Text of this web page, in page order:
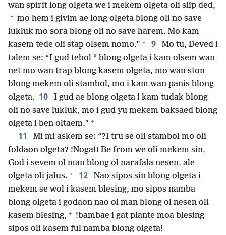
wan spirit long olgeta we i mekem olgeta oli slip ded,
+ mo hem i givim ae long olgeta blong oli no save
lukluk mo sora blong oli no save harem. Mo kam
kasem tede oli stap olsem nomo.” + 9
Mo tu, Deved i
talem se: “I gud tebol * blong olgeta i kam olsem wan
net mo wan trap blong kasem olgeta, mo wan ston
blong mekem oli stambol, mo i kam wan panis blong
olgeta. 10
I gud ae blong olgeta i kam tudak blong
oli no save lukluk, mo i gud yu mekem baksaed blong
olgeta i ben oltaem.” +
11
Mi mi askem se: “?I tru se oli stambol mo oli
foldaon olgeta? !Nogat! Be from we oli mekem sin,
God i sevem ol man blong ol narafala nesen, ale
olgeta oli jalus. + 12
Nao sipos sin blong olgeta i
mekem se wol i kasem blesing, mo sipos namba
blong olgeta i godaon nao ol man blong ol nesen oli
kasem blesing, + !bambae i gat plante moa blesing
sipos oli kasem ful namba blong olgeta!